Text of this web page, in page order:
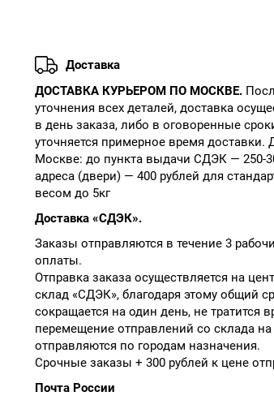
Доставка
ДОСТАВКА КУРЬЕРОМ ПО МОСКВЕ.
уточнения всех деталей, доставка
в день заказа, либо в оговоренные
уточняется примерное время доставки.
Москве: до пункта выдачи СДЭК — 250-
адреса (двери) — 400 рублей для
весом до 5кг
Доставка «СДЭК».
Заказы отправляются в течение 3
оплаты.
Отправка заказа осуществляется на
склад «СДЭК», благодаря этому общий
сокращается на один день, не тратится
перемещение отправлений со склада на
отправляются по городам назначения.
Срочные заказы + 300 рублей к цене
Почта России